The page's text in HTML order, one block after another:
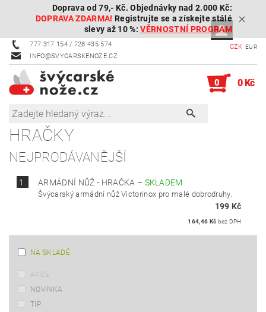
Doprava od 79,- Kč. Objednávky nad 2.000 Kč:
DOPRAVA ZDARMA! Registrujte se a získejte stálé
slevy až 10 %:VĚRNOSTNÍ PROGRAM
777 317 154 / 728 435 574
INFO@SVYCARSKENOZE.CZ
CZK EUR
0 0 Kč
HRAČKY
NEJPRODÁVANĚJŠÍ
1. ARMÁDNÍ NŮŽ - HRAČKA – SKLADEM
Švýcarský armádní nůž Victorinox pro malé dobrodruhy.
199 Kč
164,46 Kč bez DPH
NA SKLADĚ
AKCE
NOVINKA
TIP